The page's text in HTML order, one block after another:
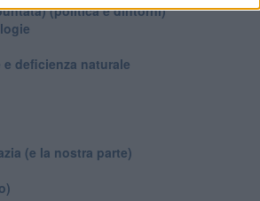
(politica e dintorni)
deficienza naturale
(e la nostra parte)